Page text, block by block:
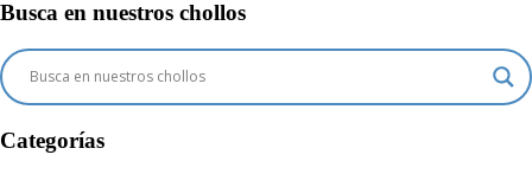
Busca en nuestros chollos
Categorías